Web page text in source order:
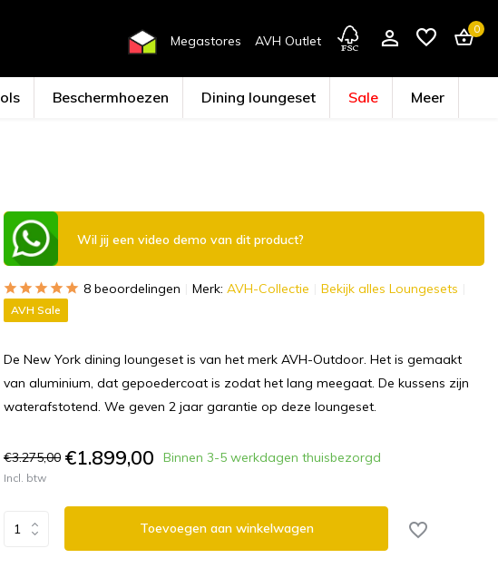
Megastores AVH Outlet
0
Beschermhoezen Dining loungeset Sale Meer
Wil jij een video demo van dit product?
8 beoordelingen Merk: AVH-Collectie Bekijk alles Loungesets
AVH Sale
De New York dining loungeset is van het merk AVH-Outdoor. Het is gemaakt
van aluminium, dat gepoedercoat is zodat het lang meegaat. De kussens zijn
waterafstotend. We geven 2 jaar garantie op deze loungeset.
€3.275,00 €1.899,00 Binnen 3-5 werkdagen thuisbezorgd
Incl. btw
Toevoegen aan winkelwagen